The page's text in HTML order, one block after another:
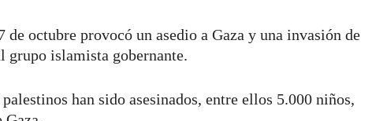
de octubre provocó un asedio a Gaza y una invasión de
grupo islamista gobernante.
han sido asesinados, entre ellos 5.000 niños,